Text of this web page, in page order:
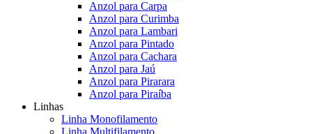
Anzol para Carpa
Anzol para Curimba
Anzol para Lambari
Anzol para Pintado
Anzol para Cachara
Anzol para Jaú
Anzol para Pirarara
Anzol para Piraíba
Linhas
Linha Monofilamento
Linha Multifilamento